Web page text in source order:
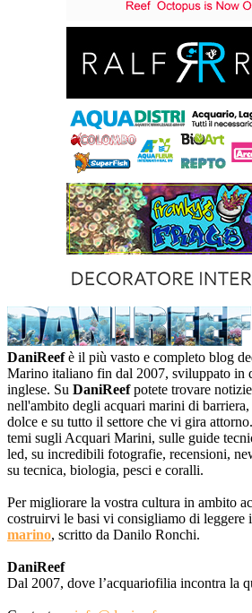
DaniReefè il più vasto e completo blog
Marino italiano fin dal 2007, sviluppato in
inglese. Su DaniReefpotete trovare
nell'ambito degli acquari marini di
dolce e su tutto il settore che vi gira
temi sugli Acquari Marini, sulle guide
led, su incredibili fotografie, recensioni,
su tecnica, biologia, pesci e coralli.
Per migliorare la vostra cultura in ambito
costruirvi le basi vi consigliamo di leggere
marino, scritto da Danilo Ronchi.
DaniReef
Dal 2007, dove l’acquariofilia incontra la